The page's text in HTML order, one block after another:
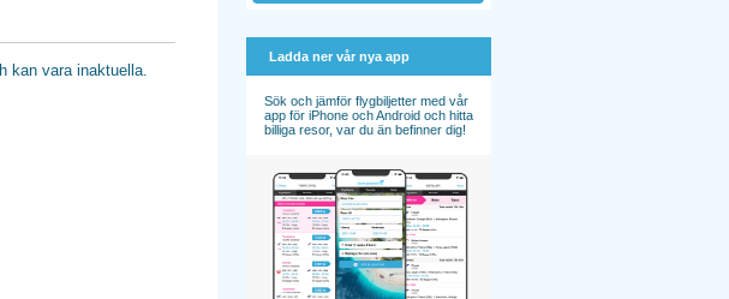
kan vara inaktuella.
Ladda ner vår nya app
Sök och jämför flygbiljetter med vår
app för iPhone och Android och hitta
billiga resor, var du än befinner dig!